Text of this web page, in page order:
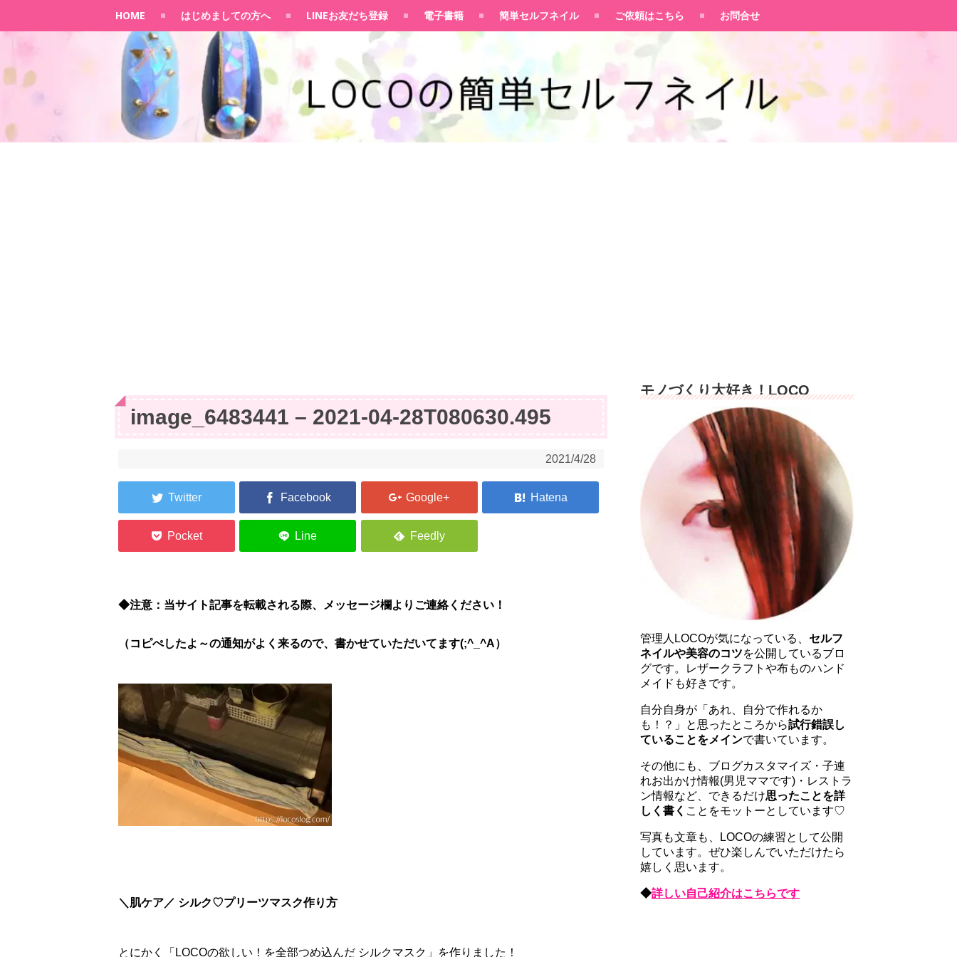
HOME はじめましての方へ LINEお友だち登録 電子書籍 簡単セルフネイル ご依頼はこちら お問合せ
image_6483441 – 2021-04-28T080630.495
2021/4/28
◆注意：当サイト記事を転載される際、メッセージ欄よりご連絡ください！
（コピぺしたよ～の通知がよく来るので、書かせていただいてます(;^_^A）
＼肌ケア／ シルク♡プリーツマスク作り方
とにかく「LOCOの欲しい！を全部つめ込んだ シルクマスク」を作りました！
モノづくり大好き！LOCO
管理人LOCOが気になっている、 セルフ
ネイルや美容のコツを公開しているブロ
グです。レザークラフトや布ものハンド
メイドも好きです。
自分自身が「あれ、自分で作れるか
も！？」と思ったところから試行錯誤し
ていることをメインで書いています。
その他にも、ブログカスタマイズ・子連
れお出かけ情報(男児ママです)・レストラ
ン情報など、できるだけ思ったことを詳
しく書く ことをモットーとしています♡
写真も文章も、LOCOの練習として公開
しています。ぜひ楽しんでいただけたら
嬉しく思います。
◆詳しい自己紹介はこちらです